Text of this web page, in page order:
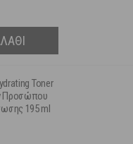
Toner
Προσώπου
195 ml